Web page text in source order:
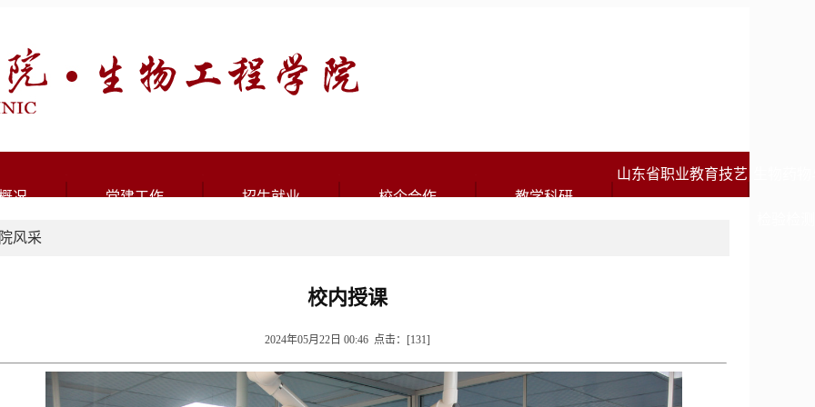
况 党建工作 招生就业 校企合作 教学科研
山东省职业教育技艺
风采
校内授课
2024年05月22日 00:46 点击：[131]